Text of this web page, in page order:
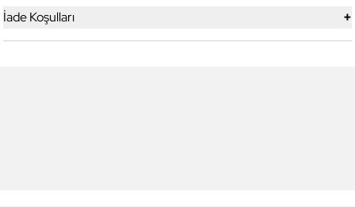
İade Koşulları +